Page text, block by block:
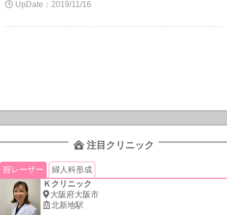
UpDate：2019/11/16
注目クリニック
腟レーザー
婦人科形成
Ｋクリニック
大阪府大阪市
北新地駅